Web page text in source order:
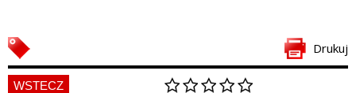
Drukuj
WSTECZ